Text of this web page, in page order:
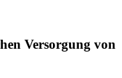
Versorgung von